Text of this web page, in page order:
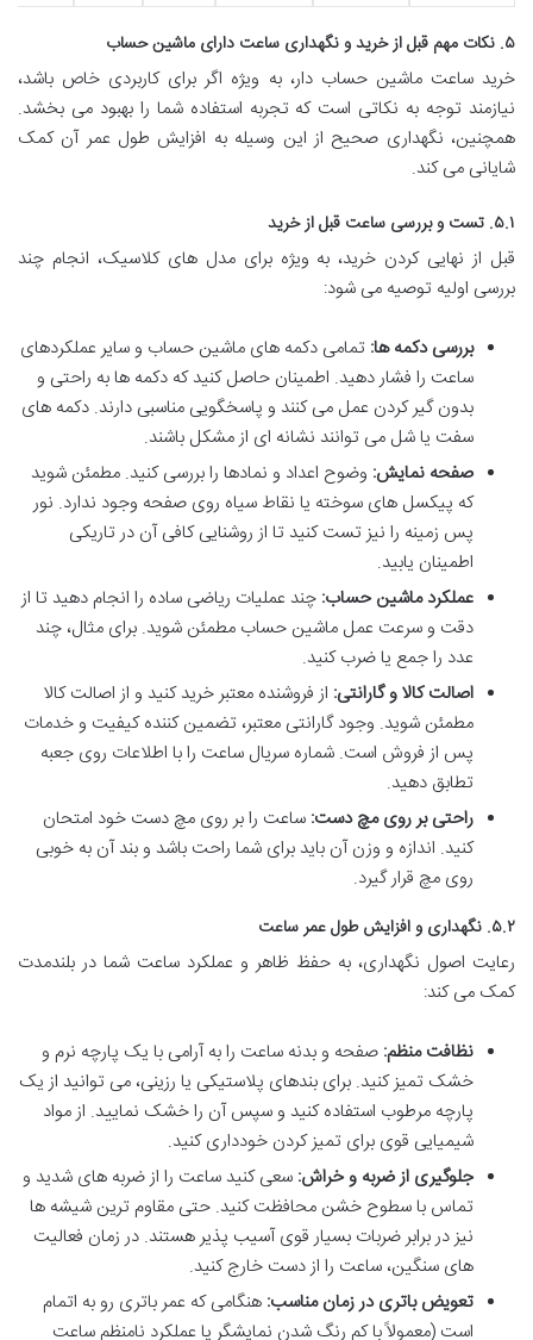
۵. نکات مهم قبل از خرید و نگهداری ساعت دارای ماشین حساب
خرید ساعت ماشین حساب دار، به ویژه اگر برای کاربردی خاص باشد،
نیازمند توجه به نکاتی است که تجربه استفاده شما را بهبود می بخشد.
همچنین، نگهداری صحیح از این وسیله به افزایش طول عمر آن کمک
شایانی می کند.
۵.۱. تست و بررسی ساعت قبل از خرید
قبل از نهایی کردن خرید، به ویژه برای مدل های کلاسیک، انجام چند
بررسی اولیه توصیه می شود:
بررسی دکمه ها: تمامی دکمه های ماشین حساب و سایر عملکردهای
ساعت را فشار دهید. اطمینان حاصل کنید که دکمه ها به راحتی و
بدون گیر کردن عمل می کنند و پاسخگویی مناسبی دارند. دکمه های
سفت یا شل می توانند نشانه ای از مشکل باشند.
صفحه نمایش: وضوح اعداد و نمادها را بررسی کنید. مطمئن شوید
که پیکسل های سوخته یا نقاط سیاه روی صفحه وجود ندارد. نور
پس زمینه را نیز تست کنید تا از روشنایی کافی آن در تاریکی
اطمینان یابید.
عملکرد ماشین حساب: چند عملیات ریاضی ساده را انجام دهید تا از
دقت و سرعت عمل ماشین حساب مطمئن شوید. برای مثال، چند
عدد را جمع یا ضرب کنید.
اصالت کالا و گارانتی: از فروشنده معتبر خرید کنید و از اصالت کالا
مطمئن شوید. وجود گارانتی معتبر، تضمین کننده کیفیت و خدمات
پس از فروش است. شماره سریال ساعت را با اطلاعات روی جعبه
تطابق دهید.
راحتی بر روی مچ دست: ساعت را بر روی مچ دست خود امتحان
کنید. اندازه و وزن آن باید برای شما راحت باشد و بند آن به خوبی
روی مچ قرار گیرد.
۵.۲. نگهداری و افزایش طول عمر ساعت
رعایت اصول نگهداری، به حفظ ظاهر و عملکرد ساعت شما در بلندمدت
کمک می کند:
نظافت منظم: صفحه و بدنه ساعت را به آرامی با یک پارچه نرم و
خشک تمیز کنید. برای بندهای پلاستیکی یا رزینی، می توانید از یک
پارچه مرطوب استفاده کنید و سپس آن را خشک نمایید. از مواد
شیمیایی قوی برای تمیز کردن خودداری کنید.
جلوگیری از ضربه و خراش: سعی کنید ساعت را از ضربه های شدید و
تماس با سطوح خشن محافظت کنید. حتی مقاوم ترین شیشه ها
نیز در برابر ضربات بسیار قوی آسیب پذیر هستند. در زمان فعالیت
های سنگین، ساعت را از دست خارج کنید.
تعویض باتری در زمان مناسب: هنگامی که عمر باتری رو به اتمام
است (معمولاً با کم رنگ شدن نمایشگر یا عملکرد نامنظم ساعت